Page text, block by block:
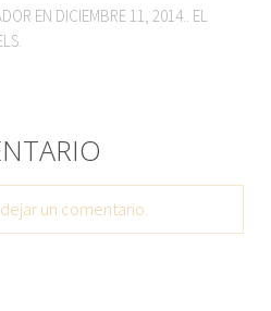
EN DICIEMBRE 11, 2014.. EL
un comentario.